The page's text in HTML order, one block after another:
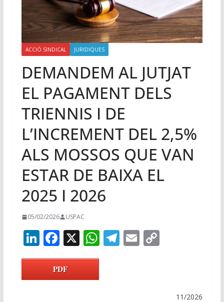
ACCIÓ SINDICAL JURIDIQUES
DEMANDEM AL JUTJAT
EL PAGAMENT DELS
TRIENNIS I DE
L’INCREMENT DEL 2,5%
ALS MOSSOS QUE VAN
ESTAR DE BAIXA EL
2025 I 2026
05/02/2026 USPAC
Li
n
k
e
F
ac
e
b
X W T E C
PDF
11/2026